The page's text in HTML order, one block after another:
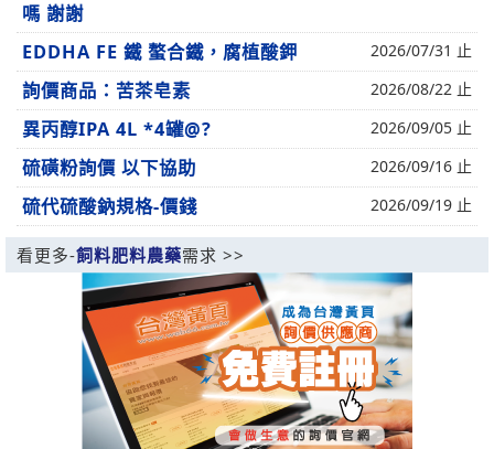
嗎 謝謝
EDDHA FE 鐵 螯合鐵，腐植酸鉀 2026/07/31 止
詢價商品：苦茶皂素 2026/08/22 止
異丙醇IPA 4L *4罐@? 2026/09/05 止
硫磺粉詢價 以下協助 2026/09/16 止
硫代硫酸鈉規格-價錢 2026/09/19 止
看更多-飼料肥料農藥需求 >>